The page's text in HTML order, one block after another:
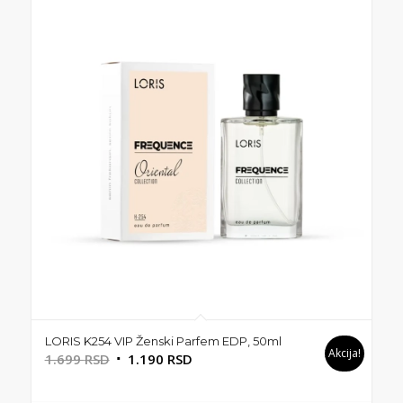
LORIS K254 VIP Ženski Parfem EDP, 50ml
1.699RSD Originalna
1.190 RSDTrenutna
Akcija!